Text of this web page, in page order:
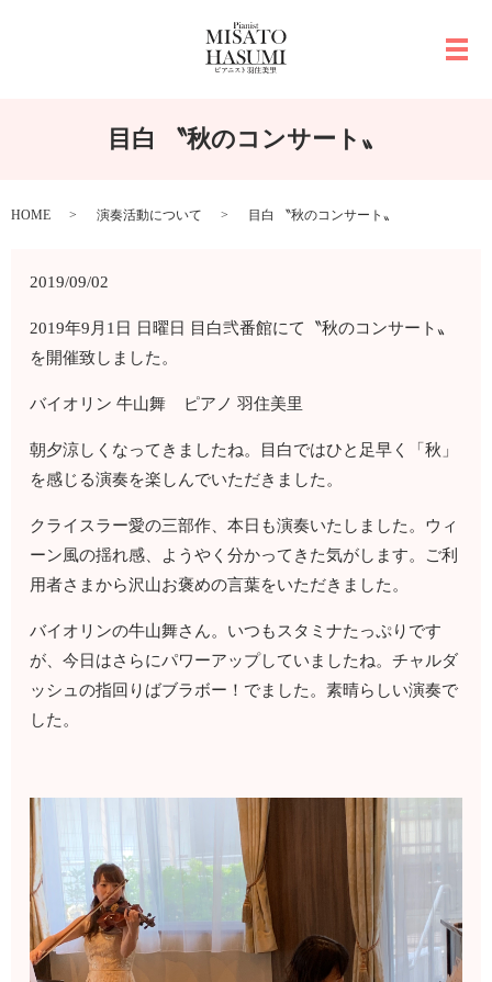
メ
目白 〝秋のコンサート〟
HOME 演奏活動について 目白 〝秋のコンサート〟
2019/09/02
2019年9月1日 日曜日 目白弐番館にて〝秋のコンサート〟
を開催致しました。
バイオリン 牛山舞 ピアノ 羽住美里
朝夕涼しくなってきましたね。目白ではひと足早く「秋」
を感じる演奏を楽しんでいただきました。
クライスラー愛の三部作、本日も演奏いたしました。ウィ
ーン風の揺れ感、ようやく分かってきた気がします。ご利
用者さまから沢山お褒めの言葉をいただきました。
バイオリンの牛山舞さん。いつもスタミナたっぷりです
が、今日はさらにパワーアップしていましたね。チャルダ
ッシュの指回りばブラボー！でました。素晴らしい演奏で
した。